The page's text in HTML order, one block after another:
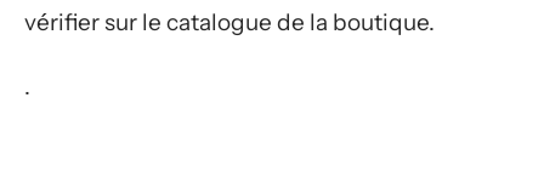
vérifier sur le catalogue de la boutique.
.